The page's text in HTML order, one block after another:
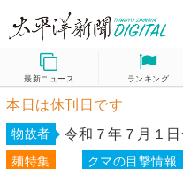
最新ニュース ランキング
本日は休刊日です
物故者 令和７年７月１
麺特集 クマの目撃情報